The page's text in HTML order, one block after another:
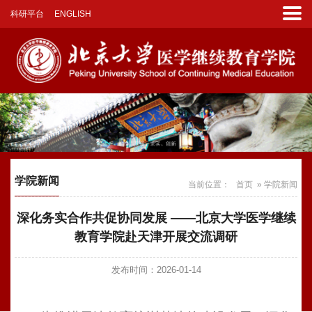
科研平台 ENGLISH
当前位置： 首页 » 学院新闻
学院新闻
深化务实合作共促协同发展 ——北京大学医学继续
教育学院赴天津开展交流调研
发布时间：2026-01-14